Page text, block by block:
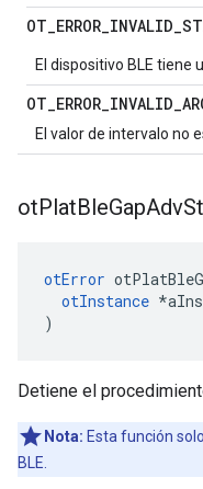
OT_ERROR_INVALID_
El dispositivo BLE tiene
OT_ERROR_INVALID_
El valor de intervalo no
otPlatBleGapAdv
otError
otInstance *
)
Detiene el
Nota: Esta función
BLE.